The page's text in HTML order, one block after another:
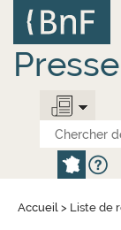
contenu
principal
Accueil > Liste de
Panneau de gestion